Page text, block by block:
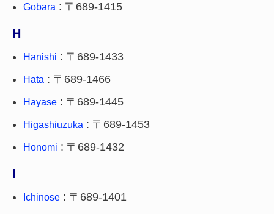
Gobara : 〒689-1415
H
Hanishi : 〒689-1433
Hata : 〒689-1466
Hayase : 〒689-1445
Higashiuzuka : 〒689-1453
Honomi : 〒689-1432
I
Ichinose : 〒689-1401